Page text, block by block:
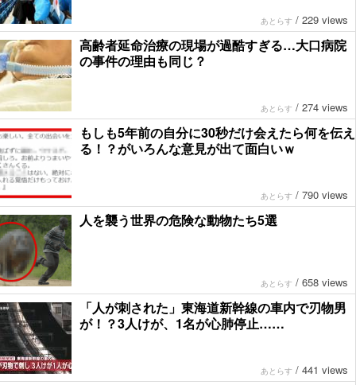
あとらす / 229 views
高齢者延命治療の現場が過酷すぎる…大口病院
の事件の理由も同じ？
あとらす / 274 views
もしも5年前の自分に30秒だけ会えたら何を伝え
る！？がいろんな意見が出て面白いｗ
あとらす / 790 views
人を襲う世界の危険な動物たち5選
あとらす / 658 views
「人が刺された」東海道新幹線の車内で刃物男
が！？3人けが、1名が心肺停止……
あとらす / 441 views